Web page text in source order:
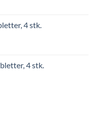
4 stk.
4 stk.